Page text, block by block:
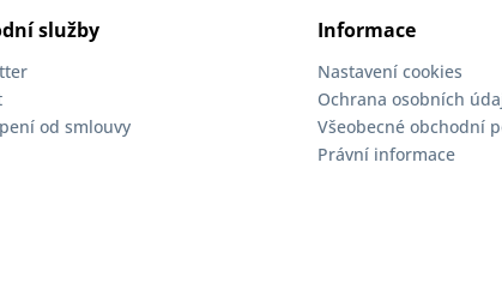
služby
od smlouvy
Informace
Nastavení cookies
Ochrana osobních
Všeobecné obchodní
Právní informace